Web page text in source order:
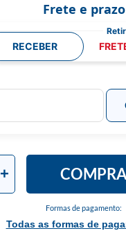
Formas de pagamento:
Todas as formas de
+
Frete e prazo
RECEBER